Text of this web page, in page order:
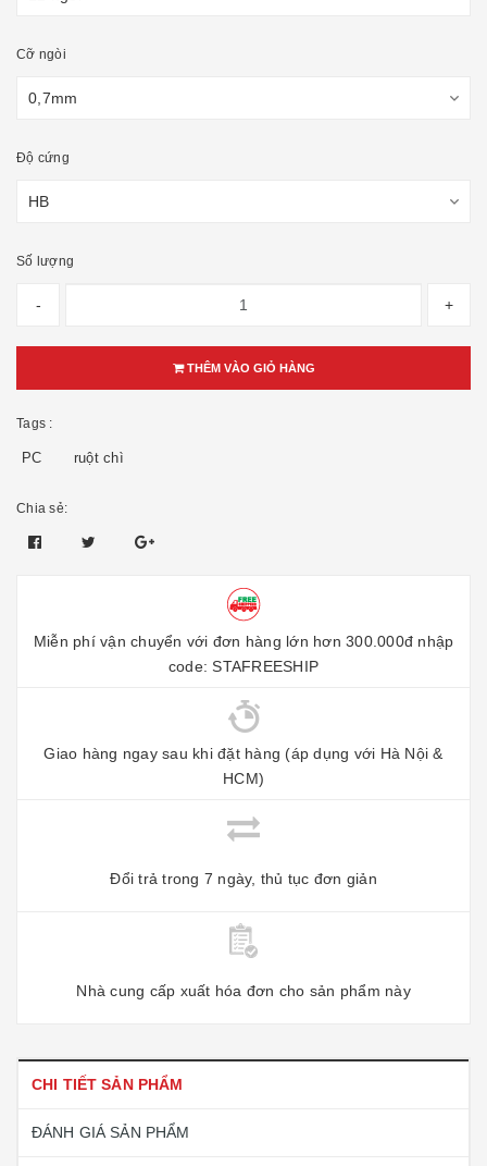
Cỡ ngòi
Độ cứng
Số lượng
- +
THÊM VÀO GIỎ HÀNG
Tags :
PC ruột chì
Chia sẻ:
Miễn phí vận chuyển với đơn hàng lớn hơn 300.000đ nhập
code: STAFREESHIP
Giao hàng ngay sau khi đặt hàng (áp dụng với Hà Nội &
HCM)
Đổi trả trong 7 ngày, thủ tục đơn giản
Nhà cung cấp xuất hóa đơn cho sản phẩm này
CHI TIẾT SẢN PHẨM
ĐÁNH GIÁ SẢN PHẨM